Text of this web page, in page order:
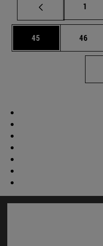
1
Página
45 Página
46